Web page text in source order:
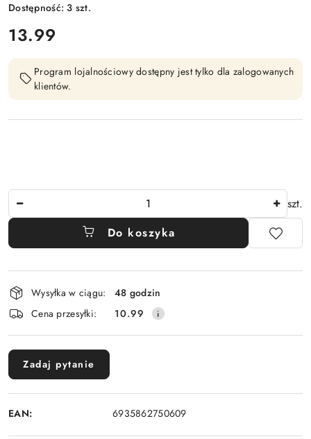
Dostępność:3 szt.
cena:
13.99
Program lojalnościowy dostępny jest tylko dla zalogowanych
klientów.
szt.
Do koszyka
Dostępność
i
dostawa
Wysyłka w ciągu:
48 godzin
Cena przesyłki:
10.99
Zadaj pytanie
EAN: 6935862750609